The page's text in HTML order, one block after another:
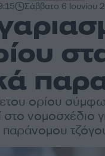
Σάββατο 6 Ιουνίου
ορίου
στο νομοσχέδιο
παράνομου